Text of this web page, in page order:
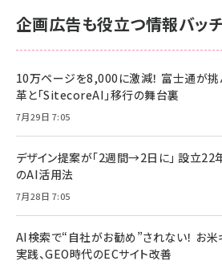
企画広告も役立つ情報バッチ
10万ページを8,000に激減！ 富士通が挑
革と「SitecoreAI」移行の舞台裏
7月29日 7:05
デザイン提案が「2週間→2日に」 設立
のAI活用法
7月28日 7:05
AI検索で“自社がお勧め”されない！ お
実践、GEO時代のECサイト改善